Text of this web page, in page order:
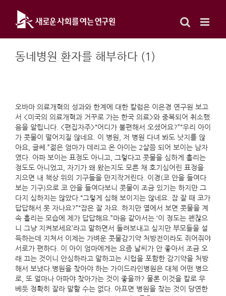
content
동네병원 환자를 해부하다 (1)
오바마 의료개혁의 성과와 한계에 대한 칼럼은 이은경 연구원 보고
서 <미국의 의료개혁과 거꾸로 가는 한국 의료>와 중복되어 취소했
음을 알립니다. <편집자주>“어디가 불편해서 오셨어요?”“우리 아이
가 콧물이 떨어지질 않네요. 이 병원, 저 병원 다녀 봐도 낫지를 않
아요, 글쎄.”젊은 엄마가 데리고 온 아이는 2살쯤 되어 보이는 남자
였다. 아파 보이는 표정도 아니고, 그렇다고 콧물을 심하게 흘리는
정도도 아니었고, 자기가 왜 왔는지도 모른 채 호기심어린 표정을
지으면 내 책상 위의 기구들을 만지작거린다. 이경(코 안을 들여다
보는 기구)으로 코 안을 들여다보니 콧물이 조금 있기는 하지만 그
다지 심하지는 않았다.“그렇게 심해 보이지는 않네요. 잠 잘 때 코가
답답해서 못 자나요?”“잠은 잘 자요. 하지만 옆에서 보면 콧물을 계
속 흘리는 모습에 제가 답답해요.”마음 같아서는 ‘이 정도는 괜찮으
니 그냥 지켜보세요’라고 말하면서 돌려보내고 싶지만 부모들을 설
득하는데 지쳐서 이제는 가벼운 콧물감기약 처방전이라도 쥐어줘야
서로가 편하다. 이 아이 엄마에게는 요즘 날씨가 안 좋아서 조금 오
래 끄는 것이니 안심하라고 말하고는 시럽을 포함한 감기약을 처방
해서 보냈다.병원을 찾아야 하는 가이드라인병원은 대체 어떤 병으
로, 또 얼마나 아파야 찾아가는 것이 좋을까? 물론 이것을 칼로 무
베듯 정확히 잘라 말할 수는 없다. 아프면 병원을 찾는 것이 당연한